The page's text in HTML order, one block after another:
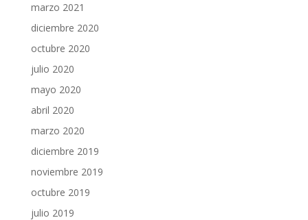
marzo 2021
diciembre 2020
octubre 2020
julio 2020
mayo 2020
abril 2020
marzo 2020
diciembre 2019
noviembre 2019
octubre 2019
julio 2019